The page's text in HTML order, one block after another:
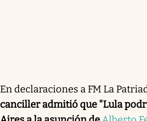
En declaraciones a FM La
canciller admitió que "Lula